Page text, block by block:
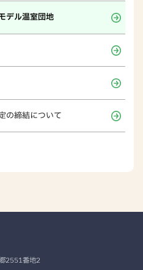
デル温室団地
の締結について
2551番地2